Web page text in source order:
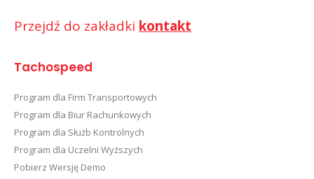
Przejdź do zakładki kontakt
Tachospeed
Program dla Firm Transportowych
Program dla Biur Rachunkowych
Program dla Służb Kontrolnych
Program dla Uczelni Wyższych
Pobierz Wersję Demo